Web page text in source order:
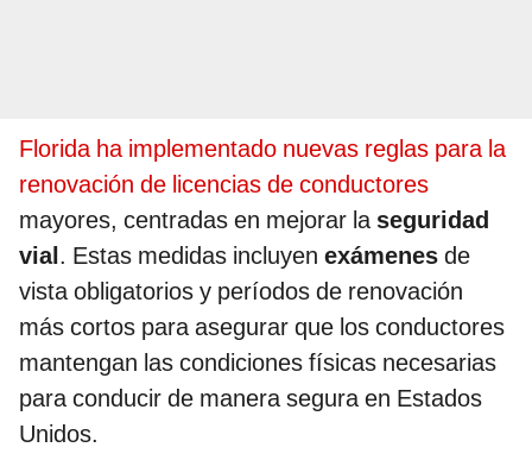
Florida ha implementado nuevas reglas para la
renovación de licencias de conductores
mayores, centradas en mejorar la seguridad
vial. Estas medidas incluyen exámenes de
vista obligatorios y períodos de renovación
más cortos para asegurar que los conductores
mantengan las condiciones físicas necesarias
para conducir de manera segura en Estados
Unidos.